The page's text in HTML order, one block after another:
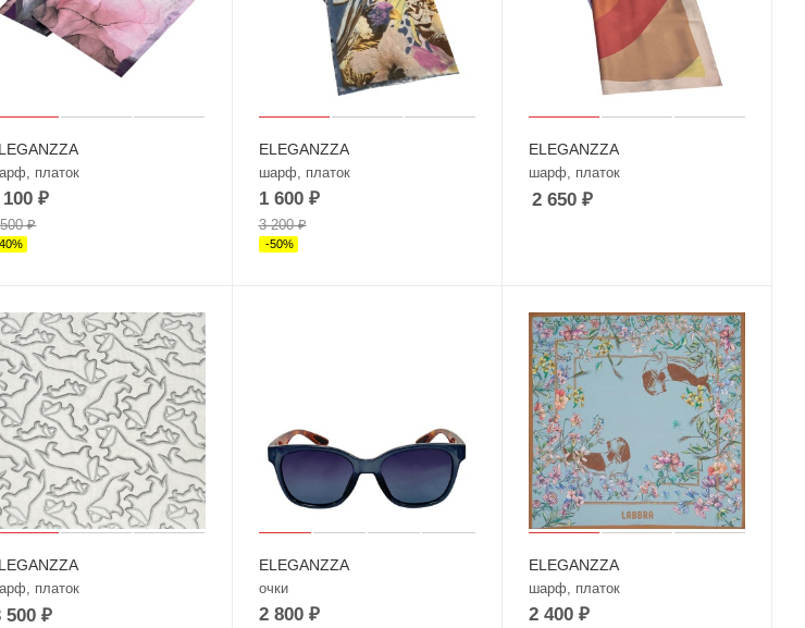
платок
₽
₽
40%
ELEGANZZA
шарф, платок
1 600₽
3 200₽
-50%
ELEGANZZA
шарф, платок
2 650₽
платок
500 ₽
ELEGANZZA
очки
2 800₽
ELEGANZZA
шарф, платок
2 400₽